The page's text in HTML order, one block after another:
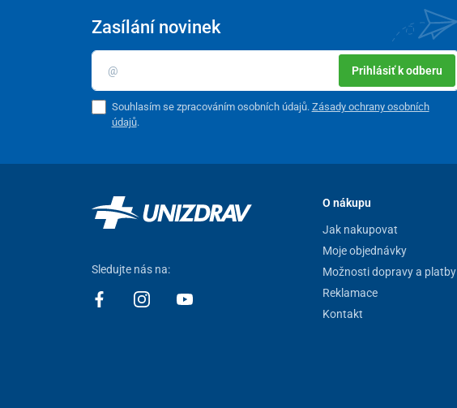
Zasílání novinek
Prihlásiť k odberu
Souhlasím se zpracováním osobních údajů. Zásady ochrany osobních
údajů.
Sledujte nás na:
O nákupu
Jak nakupovat
Moje objednávky
Možnosti dopravy a platby
Reklamace
Kontakt